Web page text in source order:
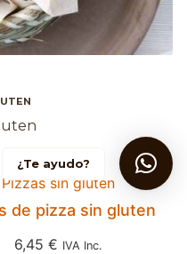
Pizzas sin gluten
de pizza sin gluten
6,45 € IVA Inc.
¿Te ayudo?